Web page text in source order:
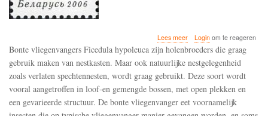
Lees meerover
broedpopulaties
van
de
bonte
vliegenvangers
in
Loginom te reageren
Bonte vliegenvangers Ficedula hypoleuca zijn holenbroeders die graag
gebruik maken van nestkasten. Maar ook natuurlijke nestgelegenheid
zoals verlaten spechtennesten, wordt graag gebruikt. Deze soort wordt
vooral aangetroffen in loof-en gemengde bossen, met open plekken en
een gevarieerde structuur. De bonte vliegenvanger eet voornamelijk